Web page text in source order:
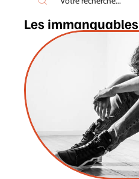
Les immanquables